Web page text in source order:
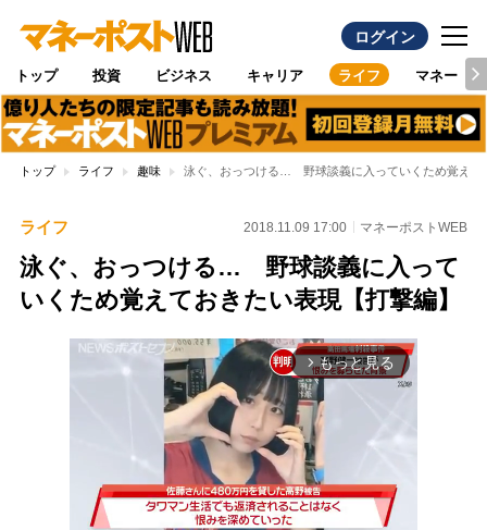
ログイン
トップ 投資 ビジネス キャリア ライフ マネー
トップ ライフ 趣味 泳ぐ、おっつける… 野球談義に入っていくため覚えて
ライフ 2018.11.09 17:00 マネーポストWEB
泳ぐ、おっつける… 野球談義に入って
いくため覚えておきたい表現【打撃編】
arrow_forward_ios もっと見る